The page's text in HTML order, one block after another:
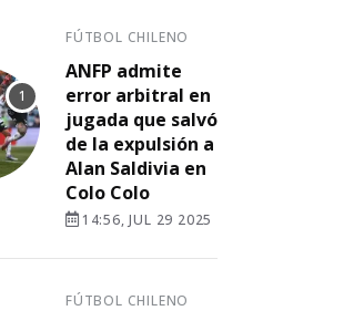
FÚTBOL CHILENO
ANFP admite
error arbitral en
jugada que salvó
de la expulsión a
Alan Saldivia en
Colo Colo
14:56, JUL 29 2025
FÚTBOL CHILENO